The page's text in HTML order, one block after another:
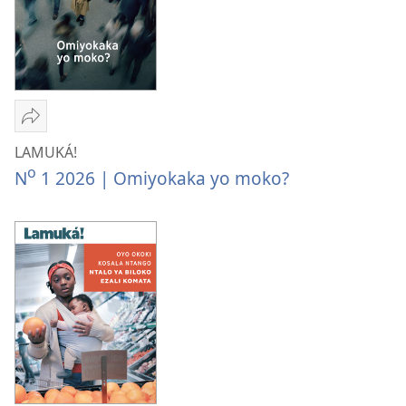
Tindá
LAMUKÁ!
Omiyokaka
yo
LAMUKÁ!
No 1 2026 | Omiyokaka yo moko?